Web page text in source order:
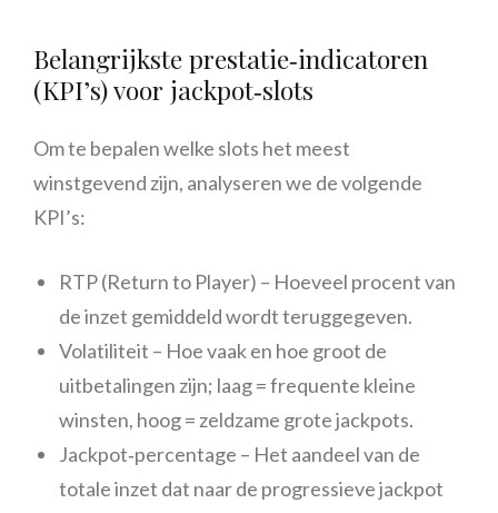
Belangrijkste prestatie‑indicatoren
(KPI’s) voor jackpot‑slots
Om te bepalen welke slots het meest
winstgevend zijn, analyseren we de volgende
KPI’s:
RTP (Return to Player) – Hoeveel procent van
de inzet gemiddeld wordt teruggegeven.
Volatiliteit – Hoe vaak en hoe groot de
uitbetalingen zijn; laag = frequente kleine
winsten, hoog = zeldzame grote jackpots.
Jackpot‑percentage – Het aandeel van de
totale inzet dat naar de progressieve jackpot